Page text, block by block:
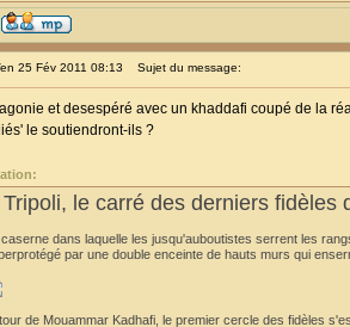
25 Fév 2011 08:13 Sujet du message:
et desespéré avec un khaddafi coupé de la
le soutiendront-ils ?
le carré des derniers fidèles
caserne dans laquelle les jusqu'auboutistes serrent les
par une double enceinte de hauts murs qui
de Mouammar Kadhafi, le premier cercle des fidèles